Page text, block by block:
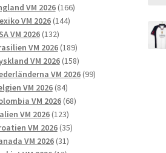
VM 2026 166166
VM 2026 144144
VM 2026 132132
produkter
VM 2026 189189
produkter
VM 2026 158158
produkter
VM 2026 9999
VM 2026 8484
produkter
VM 2026 6868
VM 2026 123123
produkter
VM 2026 3535
VM 2026 3131